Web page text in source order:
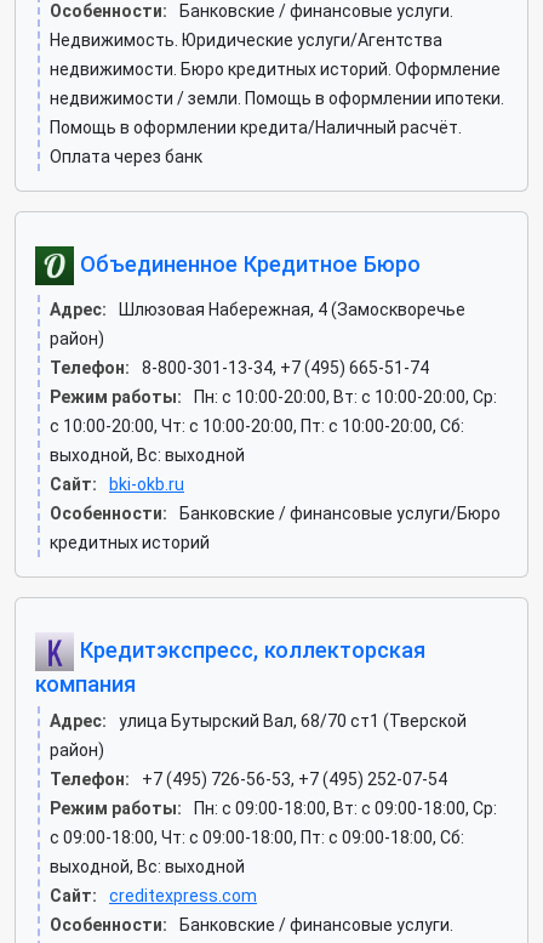
Особенности:
Банковские / финансовые услуги.
Недвижимость. Юридические услуги/Агентства
недвижимости. Бюро кредитных историй. Оформление
недвижимости / земли. Помощь в оформлении ипотеки.
Помощь в оформлении кредита/Наличный расчёт.
Оплата через банк
Объединенное Кредитное Бюро
Адрес:
Шлюзовая Набережная, 4 (Замоскворечье
район)
Телефон:
8-800-301-13-34, +7 (495) 665-51-74
Режим работы:
Пн: c 10:00-20:00, Вт: c 10:00-20:00, Ср:
c 10:00-20:00, Чт: c 10:00-20:00, Пт: c 10:00-20:00, Сб:
выходной, Вс: выходной
Сайт:
bki-okb.ru
Особенности:
Банковские / финансовые услуги/Бюро
кредитных историй
Кредитэкспресс, коллекторская
компания
Адрес:
улица Бутырский Вал, 68/70 ст1 (Тверской
район)
Телефон:
+7 (495) 726-56-53, +7 (495) 252-07-54
Режим работы:
Пн: c 09:00-18:00, Вт: c 09:00-18:00, Ср:
c 09:00-18:00, Чт: c 09:00-18:00, Пт: c 09:00-18:00, Сб:
выходной, Вс: выходной
Сайт:
creditexpress.com
Особенности:
Банковские / финансовые услуги.